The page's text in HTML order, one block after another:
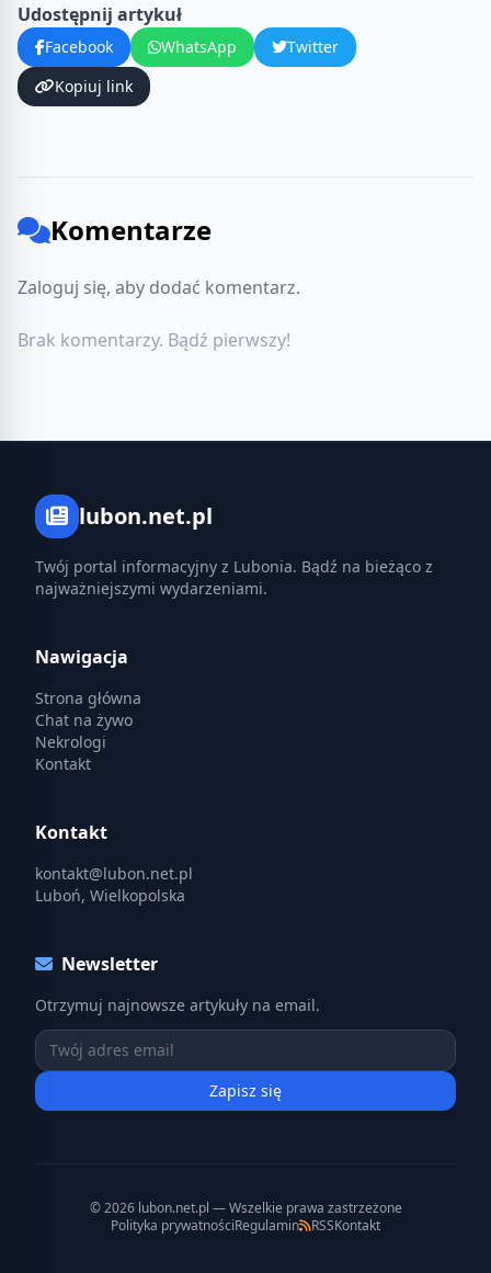
Udostępnij artykuł
Facebook WhatsApp
Twitter
Kopiuj link
Komentarze
Zaloguj się, aby dodać komentarz.
Brak komentarzy. Bądź pierwszy!
lubon.net.pl
Twój portal informacyjny z Lubonia. Bądź na bieżąco z
najważniejszymi wydarzeniami.
Nawigacja
Strona główna
Chat na żywo
Nekrologi
Kontakt
Kontakt
kontakt@lubon.net.pl
Luboń, Wielkopolska
Newsletter
Otrzymuj najnowsze artykuły na email.
Zapisz się
© 2026 lubon.net.pl — Wszelkie prawa zastrzeżone
Polityka prywatnościRegulamin RSSKontakt